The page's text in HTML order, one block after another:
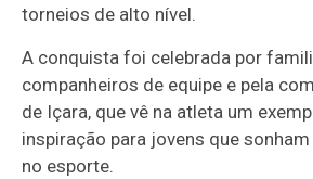
torneios de alto nível.
A conquista foi celebrada por
companheiros de equipe e pela
de Içara, que vê na atleta um
inspiração para jovens que
no esporte.